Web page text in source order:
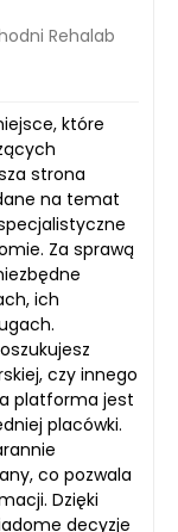
Rehalab
które
strona
na temat
Za sprawą
ich
czy innego
platforma jest
placówki.
co pozwala
Dzięki
decyzje